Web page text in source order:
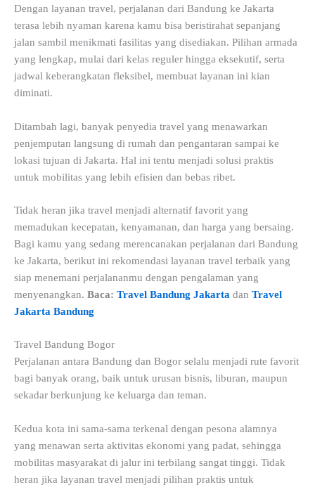
Dengan layanan travel, perjalanan dari Bandung ke Jakarta
terasa lebih nyaman karena kamu bisa beristirahat sepanjang
jalan sambil menikmati fasilitas yang disediakan. Pilihan armada
yang lengkap, mulai dari kelas reguler hingga eksekutif, serta
jadwal keberangkatan fleksibel, membuat layanan ini kian
diminati.
Ditambah lagi, banyak penyedia travel yang menawarkan
penjemputan langsung di rumah dan pengantaran sampai ke
lokasi tujuan di Jakarta. Hal ini tentu menjadi solusi praktis
untuk mobilitas yang lebih efisien dan bebas ribet.
Tidak heran jika travel menjadi alternatif favorit yang
memadukan kecepatan, kenyamanan, dan harga yang bersaing.
Bagi kamu yang sedang merencanakan perjalanan dari Bandung
ke Jakarta, berikut ini rekomendasi layanan travel terbaik yang
siap menemani perjalananmu dengan pengalaman yang
menyenangkan. Baca: Travel Bandung Jakarta dan Travel
Jakarta Bandung
Travel Bandung Bogor
Perjalanan antara Bandung dan Bogor selalu menjadi rute favorit
bagi banyak orang, baik untuk urusan bisnis, liburan, maupun
sekadar berkunjung ke keluarga dan teman.
Kedua kota ini sama-sama terkenal dengan pesona alamnya
yang menawan serta aktivitas ekonomi yang padat, sehingga
mobilitas masyarakat di jalur ini terbilang sangat tinggi. Tidak
heran jika layanan travel menjadi pilihan praktis untuk